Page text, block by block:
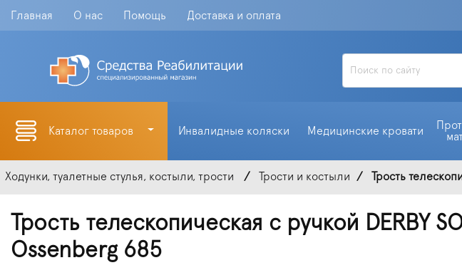
Главная О нас Помощь Доставка и оплата
Каталог товаров Инвалидные коляски Медицинские кровати
Ходунки, туалетные стулья, костыли, трости Трости и костыли Трость
Трость телескопическая с ручкой DERBY
Ossenberg 685